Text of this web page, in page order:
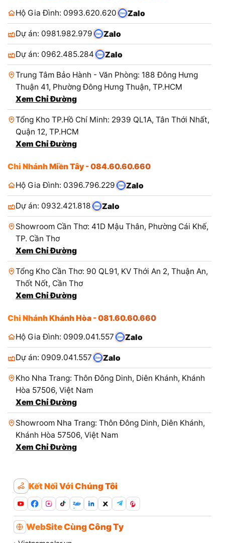
Hộ Gia Đình: 0993.620.620
Zalo
Dự án: 0981.982.979 Zalo
Dự án: 0962.485.284 Zalo
Trung Tâm Bảo Hành - Văn Phòng: 188 Đông Hưng
Thuận 41, Phường Đông Hưng Thuận, TP.HCM
Xem Chỉ Đường
Tổng Kho TP.Hồ Chí Minh: 2939 QL1A, Tân Thới Nhất,
Quận 12, TP.HCM
Xem Chỉ Đường
Chi Nhánh Miền Tây - 084.60.60.660
Hộ Gia Đình: 0396.796.229
Zalo
Dự án: 0932.421.818 Zalo
Showroom Cần Thơ: 41D Mậu Thân, Phường Cái Khế,
TP. Cần Thơ
Xem Chỉ Đường
Tổng Kho Cần Thơ: 90 QL91, KV Thới An 2, Thuận An,
Thốt Nốt, Cần Thơ
Xem Chỉ Đường
Chi Nhánh Khánh Hòa - 081.60.60.660
Hộ Gia Đình: 0909.041.557
Zalo
Dự án: 0909.041.557 Zalo
Kho Nha Trang: Thôn Đông Dinh, Diên Khánh, Khánh
Hòa 57506, Việt Nam
Xem Chỉ Đường
Showroom Nha Trang: Thôn Đông Dinh, Diên Khánh,
Khánh Hòa 57506, Việt Nam
Xem Chỉ Đường
Kết Nối Với Chúng Tôi
Zalo
WebSite Cùng Công Ty